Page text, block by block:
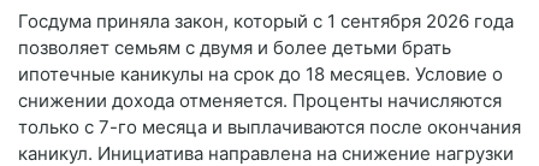
Госдума приняла закон, который с 1 сентября 2026 года
позволяет семьям с двумя и более детьми брать
ипотечные каникулы на срок до 18 месяцев. Условие о
снижении дохода отменяется. Проценты начисляются
только с 7-го месяца и выплачиваются после окончания
каникул. Инициатива направлена на снижение нагрузки